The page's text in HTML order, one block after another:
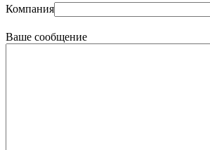
Компания
Ваше сообщение